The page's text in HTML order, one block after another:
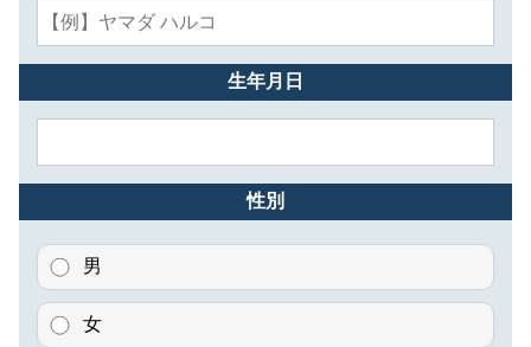
生年月日
性別
男
女